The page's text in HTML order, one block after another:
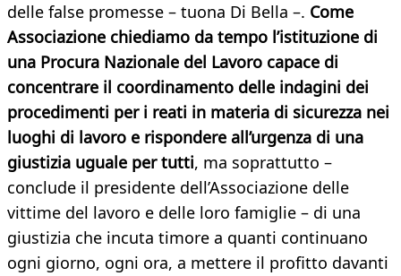
delle false promesse – tuona Di Bella –. Come
Associazione chiediamo da tempo l’istituzione di
una Procura Nazionale del Lavoro capace di
concentrare il coordinamento delle indagini dei
procedimenti per i reati in materia di sicurezza nei
luoghi di lavoro e rispondere all’urgenza di una
giustizia uguale per tutti, ma soprattutto –
conclude il presidente dell’Associazione delle
vittime del lavoro e delle loro famiglie – di una
giustizia che incuta timore a quanti continuano
ogni giorno, ogni ora, a mettere il profitto davanti